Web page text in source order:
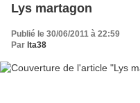
Lys martagon
Publié le 30/06/2011 à 22:59
Par lta38